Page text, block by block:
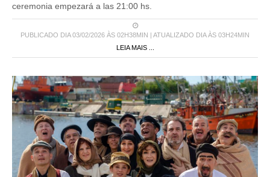
ceremonia empezará a las 21:00 hs.
PUBLICADO DIA 03/02/2026 ÀS 02H38MIN | ATUALIZADO DIA ÀS 03H24MIN
LEIA MAIS ...